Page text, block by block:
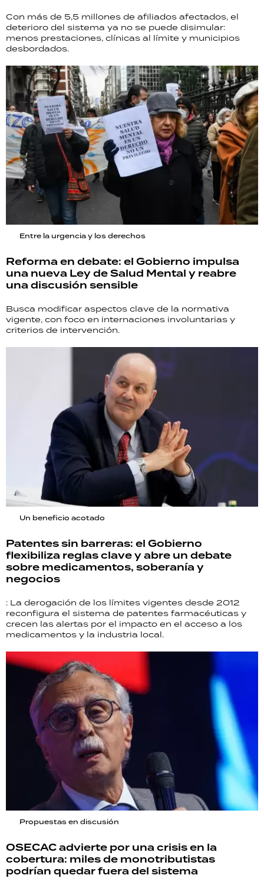
Con más de 5,5 millones de afiliados afectados, el
deterioro del sistema ya no se puede disimular:
menos prestaciones, clínicas al límite y municipios
desbordados.
Entre la urgencia y los derechos
Reforma en debate: el Gobierno impulsa
una nueva Ley de Salud Mental y reabre
una discusión sensible
Busca modificar aspectos clave de la normativa
vigente, con foco en internaciones involuntarias y
criterios de intervención.
Un beneficio acotado
Patentes sin barreras: el Gobierno
flexibiliza reglas clave y abre un debate
sobre medicamentos, soberanía y
negocios
: La derogación de los límites vigentes desde 2012
reconfigura el sistema de patentes farmacéuticas y
crecen las alertas por el impacto en el acceso a los
medicamentos y la industria local.
Propuestas en discusión
OSECAC advierte por una crisis en la
cobertura: miles de monotributistas
podrían quedar fuera del sistema